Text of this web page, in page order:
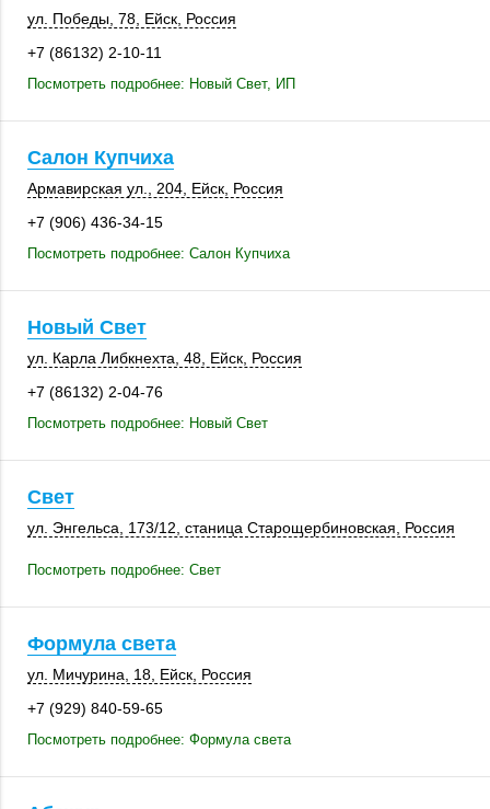
ул. Победы, 78 Ейск Россия
+7 (86132) 2-10-11
Посмотреть подробнее: Новый Свет, ИП
Салон Купчиха
Армавирская ул. 204 Ейск Россия
+7 (906) 436-34-15
Посмотреть подробнее: Салон Купчиха
Новый Свет
ул. Карла Либкнехта, 48, Ейск Россия
+7 (86132) 2-04-76
Посмотреть подробнее: Новый Свет
Свет
ул. Энгельса 173/12 , станица Старощербиновская, Россия
Посмотреть подробнее: Свет
Формула света
ул. Мичурина, 18 Ейск Россия
+7 (929) 840-59-65
Посмотреть подробнее: Формула света